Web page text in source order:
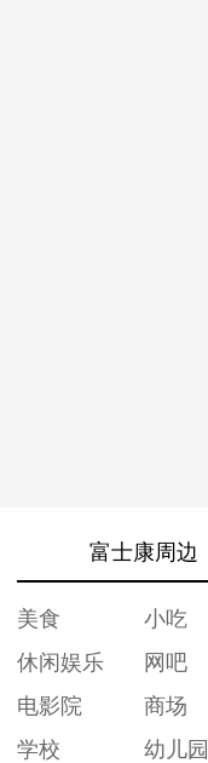
富士康周边
美食 小吃
休闲娱乐
网吧
电影院
商场
学校
幼儿园